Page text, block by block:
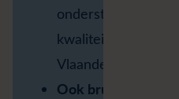
ondersteunt een
kwaliteitsvolle
Vlaanderen.
Ook bruikbaar